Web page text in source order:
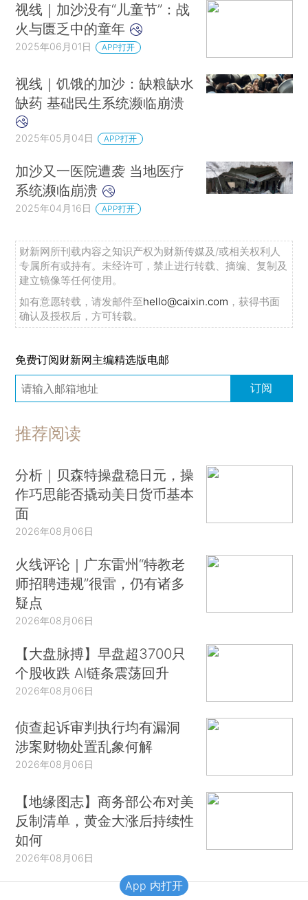
视线｜加沙没有“儿童节”：战
火与匮乏中的童年
2025年06月01日 APP打开
视线｜饥饿的加沙：缺粮缺水
缺药 基础民生系统濒临崩溃
2025年05月04日 APP打开
加沙又一医院遭袭 当地医疗
系统濒临崩溃
2025年04月16日 APP打开
财新网所刊载内容之知识产权为财新传媒及/或相关权利人
专属所有或持有。未经许可，禁止进行转载、摘编、复制及
建立镜像等任何使用。
如有意愿转载，请发邮件至hello@caixin.com ，获得书面
确认及授权后，方可转载。
免费订阅财新网主编精选版电邮
订阅
推荐阅读
分析｜贝森特操盘稳日元，操
作巧思能否撬动美日货币基本
面
2026年08月06日
火线评论｜广东雷州“特教老
师招聘违规”很雷，仍有诸多
疑点
2026年08月06日
【大盘脉搏】早盘超3700只
个股收跌 AI链条震荡回升
2026年08月06日
侦查起诉审判执行均有漏洞
涉案财物处置乱象何解
2026年08月06日
【地缘图志】商务部公布对美
反制清单，黄金大涨后持续性
如何
2026年08月06日
App 内打开